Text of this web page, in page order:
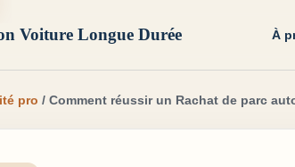
Voiture Longue Durée À
pro / Comment réussir un Rachat de parc